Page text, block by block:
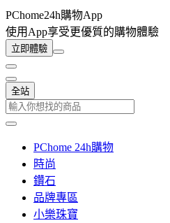
PChome24h購物App
使用App享受更優質的購物體驗
立即體驗
全站
PChome 24h購物
時尚
鑽石
品牌專區
小樂珠寶